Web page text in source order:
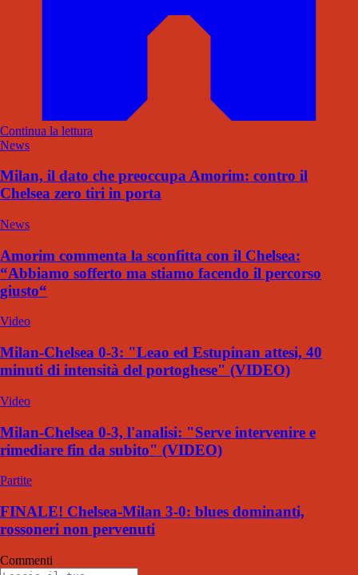
Continua la lettura
News
Milan, il dato che preoccupa Amorim: contro il
Chelsea zero tiri in porta
News
Amorim commenta la sconfitta con il Chelsea:
“Abbiamo sofferto ma stiamo facendo il percorso
giusto“
Video
Milan-Chelsea 0-3: "Leao ed Estupinan attesi, 40
minuti di intensità del portoghese" (VIDEO)
Video
Milan-Chelsea 0-3, l'analisi: "Serve intervenire e
rimediare fin da subito" (VIDEO)
Partite
FINALE! Chelsea-Milan 3-0: blues dominanti,
rossoneri non pervenuti
Commenti